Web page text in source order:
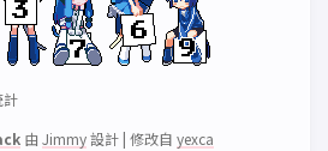
計
由 Jimmy設計 | 修改自 yexca